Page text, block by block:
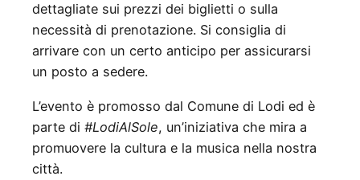
dettagliate sui prezzi dei biglietti o sulla
necessità di prenotazione. Si consiglia di
arrivare con un certo anticipo per assicurarsi
un posto a sedere.
L’evento è promosso dal Comune di Lodi ed è
parte di #LodiAlSole, un’iniziativa che mira a
promuovere la cultura e la musica nella nostra
città.